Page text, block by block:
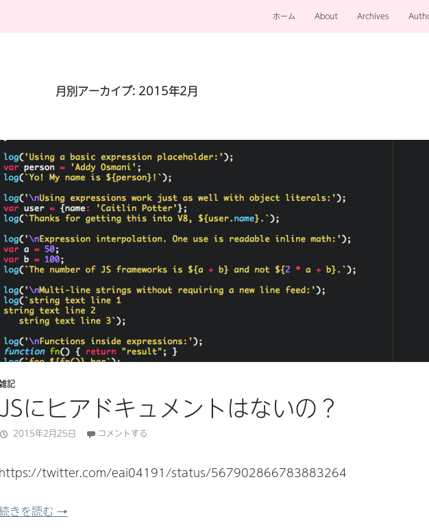
ホーム About Archives
月別アーカイブ: 2015年2月
記
JSにヒアドキュメントはないの？
2015年2月25日 コメントする
https://twitter.com/eai04191/status/567902866783883264
きを読む JSにヒアドキュメントはないの？
→